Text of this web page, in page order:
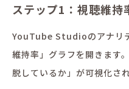
ステップ1：視聴維持
YouTube Studioのアナリ
維持率」グラフを開きます
脱しているか」が可視化され